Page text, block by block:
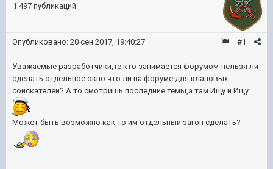
1 497 публикаций
#1
Опубликовано: 20 сен 2017, 19:40:27
Уважаемые разработчики,те кто занимается форумом-нельзя ли
сделать отдельное окно что ли на форуме для клановых
соискателей? А то смотришь последние темы,а там Ищу и Ищу
Может быть возможно как то им отдельный загон сделать?